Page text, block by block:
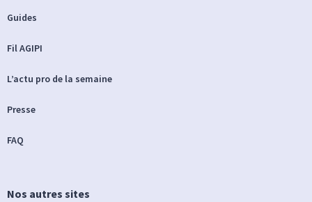
Guides
Fil AGIPI
L’actu pro de la semaine
Presse
FAQ
Nos autres sites